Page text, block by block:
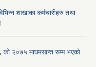
शाखाका कर्मचारीहरु तथा
२०७५ माघमसान्त सम्म भएको